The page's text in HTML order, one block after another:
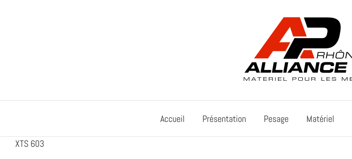
Accueil Présentation Pesage Matériel
XTS 603